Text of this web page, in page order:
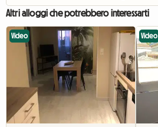
Altri alloggi che potrebbero interessarti
Video Video